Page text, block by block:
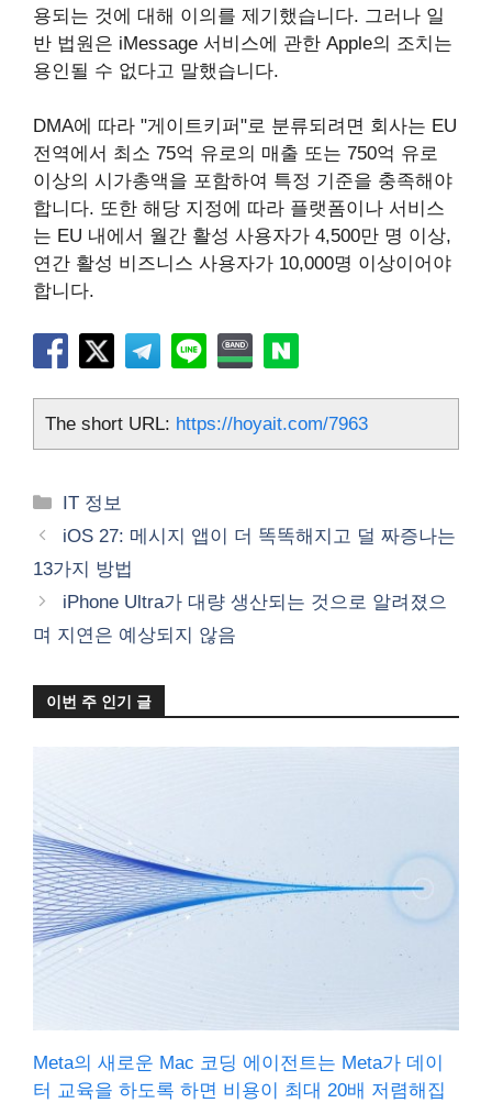
용되는 것에 대해 이의를 제기했습니다. 그러나 일
반 법원은 iMessage 서비스에 관한 Apple의 조치는
용인될 수 없다고 말했습니다.
DMA에 따라 "게이트키퍼"로 분류되려면 회사는 EU
전역에서 최소 75억 유로의 매출 또는 750억 유로
이상의 시가총액을 포함하여 특정 기준을 충족해야
합니다. 또한 해당 지정에 따라 플랫폼이나 서비스
는 EU 내에서 월간 활성 사용자가 4,500만 명 이상,
연간 활성 비즈니스 사용자가 10,000명 이상이어야
합니다.
The short URL: https://hoyait.com/7963
카
테
리
IT 정보
iOS 27: 메시지 앱이 더 똑똑해지고 덜 짜증나는
13가지 방법
iPhone Ultra가 대량 생산되는 것으로 알려졌으
며 지연은 예상되지 않음
이번 주 인기 글
Meta의 새로운 Mac 코딩 에이전트는 Meta가 데이
터 교육을 하도록 하면 비용이 최대 20배 저렴해집